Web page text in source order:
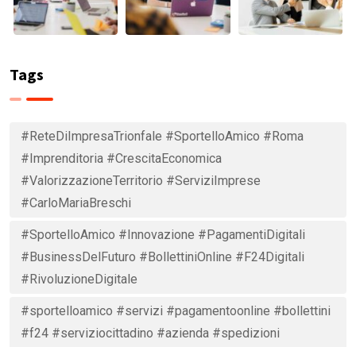
Tags
#ReteDiImpresaTrionfale #SportelloAmico #Roma
#Imprenditoria #CrescitaEconomica
#ValorizzazioneTerritorio #ServiziImprese
#CarloMariaBreschi
#SportelloAmico #Innovazione #PagamentiDigitali
#BusinessDelFuturo #BollettiniOnline #F24Digitali
#RivoluzioneDigitale
#sportelloamico #servizi #pagamentoonline #bollettini
#f24 #serviziocittadino #azienda #spedizioni